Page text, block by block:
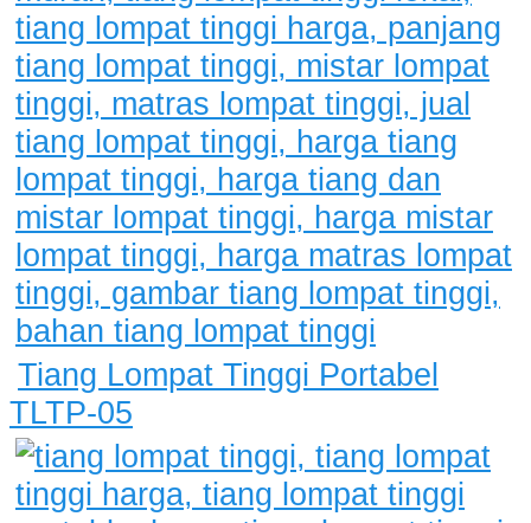
Tiang Lompat Tinggi Portabel
TLTP-05